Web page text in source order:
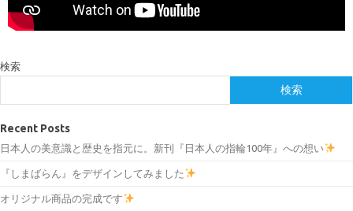
検索
検索
Recent Posts
日本人の美意識と歴史を指元に。新刊『日本人の指輪100年』への想い
『しまばらん』をデザインしてみました
オリジナル商品の完成です